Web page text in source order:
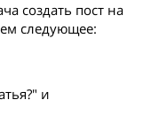
создать пост на
следующее:
и